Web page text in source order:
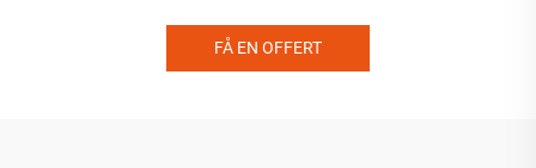
FÅ EN OFFERT